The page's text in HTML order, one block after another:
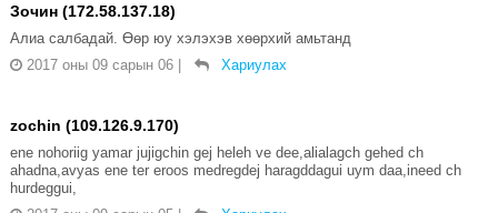
Зочин (172.58.137.18)
Алиа салбадай. Өөр юу хэлэхэв хөөрхий амьтанд
2017 оны 09 сарын 06
Хариулах
zochin (109.126.9.170)
ene nohoriig yamar jujigchin gej heleh ve dee,alialagch gehed ch
ahadna,avyas ene ter eroos medregdej haragddagui uym daa,ineed ch
hurdeggui,